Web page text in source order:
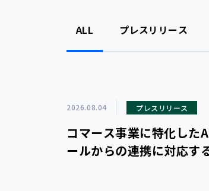
ALL プレスリリース
2026.08.04 プレスリリース
コマース事業に特化し
ールからの連携に対応する「